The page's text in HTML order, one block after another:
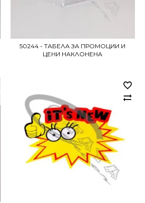
50244 - ТАБЕЛА ЗА ПРОМОЦИИ И
ЦЕНИ НАКЛОНЕНА